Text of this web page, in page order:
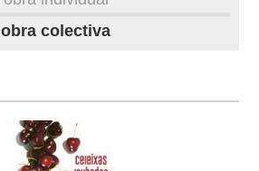
obra colectiva